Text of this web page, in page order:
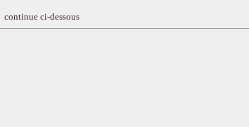
continue ci-dessous